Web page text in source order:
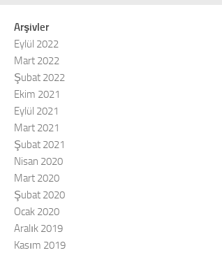
Arşivler
Eylül 2022
Mart 2022
Şubat 2022
Ekim 2021
Eylül 2021
Mart 2021
Şubat 2021
Nisan 2020
Mart 2020
Şubat 2020
Ocak 2020
Aralık 2019
Kasım 2019